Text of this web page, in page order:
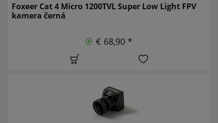
Foxeer Cat 4 Micro 1200TVL Super Low Light FPV
kamera černá
€ 68,90 *